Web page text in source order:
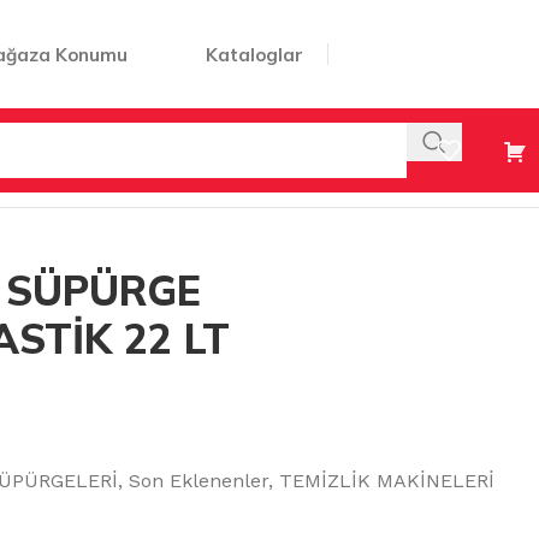
Konumu Kataloglar
22 LT
, Son Eklenenler, TEMİZLİK MAKİNELERİ